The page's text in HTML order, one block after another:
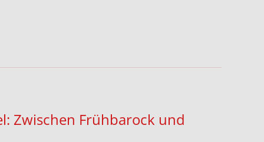
Zwischen Frühbarock und